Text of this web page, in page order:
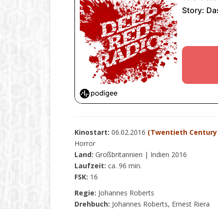
Kinostart: 06.02.2016 (Twentieth Century
Horror
Land: Großbritannien | Indien 2016
Laufzeit: ca. 96 min.
FSK: 16
Regie: Johannes Roberts
Drehbuch: Johannes Roberts, Ernest Riera